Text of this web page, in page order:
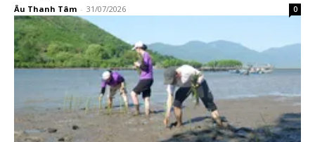
Âu Thanh Tâm - 31/07/2026 0